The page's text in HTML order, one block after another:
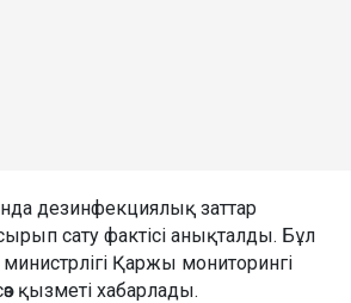
дезинфекциялық заттар
сату фактісі анықталды. Бұл
Қаржы мониторингі
қызметі хабарлады.